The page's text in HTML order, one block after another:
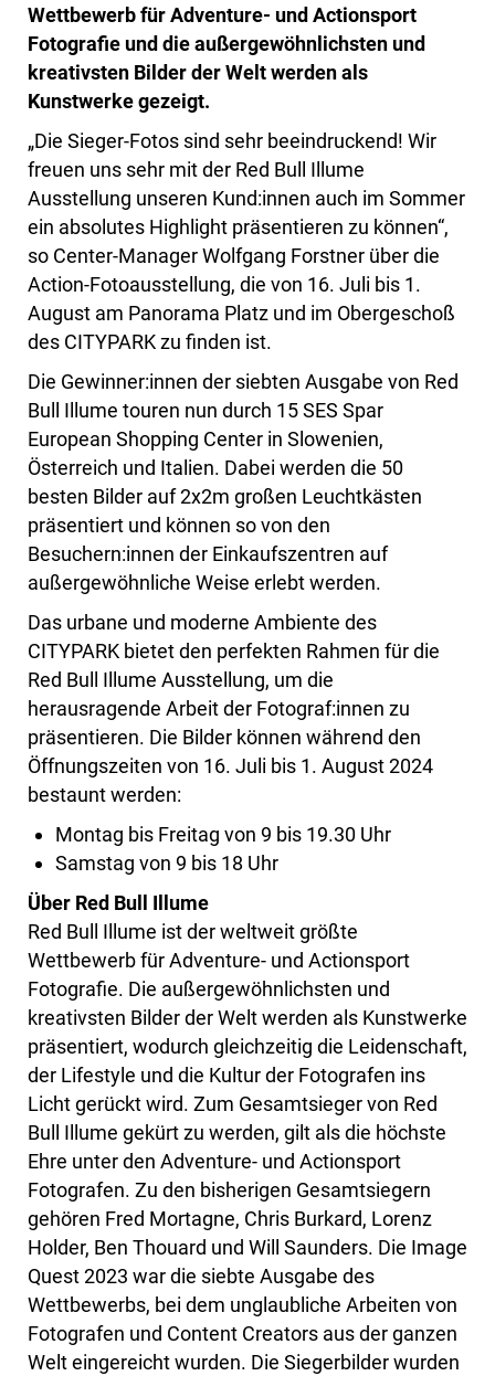
Wettbewerb für Adventure- und Actionsport
Fotografie und die außergewöhnlichsten und
kreativsten Bilder der Welt werden als
Kunstwerke gezeigt.
„Die Sieger-Fotos sind sehr beeindruckend! Wir
freuen uns sehr mit der Red Bull Illume
Ausstellung unseren Kund:innen auch im Sommer
ein absolutes Highlight präsentieren zu können“,
so Center-Manager Wolfgang Forstner über die
Action-Fotoausstellung, die von 16. Juli bis 1.
August am Panorama Platz und im Obergeschoß
des CITYPARK zu finden ist.
Die Gewinner:innen der siebten Ausgabe von Red
Bull Illume touren nun durch 15 SES Spar
European Shopping Center in Slowenien,
Österreich und Italien. Dabei werden die 50
besten Bilder auf 2x2m großen Leuchtkästen
präsentiert und können so von den
Besuchern:innen der Einkaufszentren auf
außergewöhnliche Weise erlebt werden.
Das urbane und moderne Ambiente des
CITYPARK bietet den perfekten Rahmen für die
Red Bull Illume Ausstellung, um die
herausragende Arbeit der Fotograf:innen zu
präsentieren. Die Bilder können während den
Öffnungszeiten von 16. Juli bis 1. August 2024
bestaunt werden:
Montag bis Freitag von 9 bis 19.30 Uhr
Samstag von 9 bis 18 Uhr
Über Red Bull Illume
Red Bull Illume ist der weltweit größte
Wettbewerb für Adventure- und Actionsport
Fotografie. Die außergewöhnlichsten und
kreativsten Bilder der Welt werden als Kunstwerke
präsentiert, wodurch gleichzeitig die Leidenschaft,
der Lifestyle und die Kultur der Fotografen ins
Licht gerückt wird. Zum Gesamtsieger von Red
Bull Illume gekürt zu werden, gilt als die höchste
Ehre unter den Adventure- und Actionsport
Fotografen. Zu den bisherigen Gesamtsiegern
gehören Fred Mortagne, Chris Burkard, Lorenz
Holder, Ben Thouard und Will Saunders. Die Image
Quest 2023 war die siebte Ausgabe des
Wettbewerbs, bei dem unglaubliche Arbeiten von
Fotografen und Content Creators aus der ganzen
Welt eingereicht wurden. Die Siegerbilder wurden